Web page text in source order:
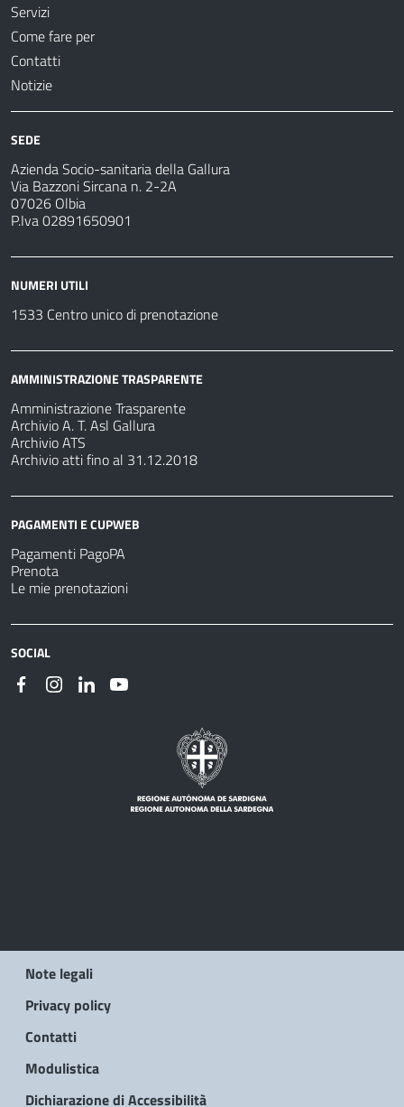
Servizi
Come fare per
Contatti
Notizie
SEDE
Azienda Socio-sanitaria della Gallura
Via Bazzoni Sircana n. 2-2A
07026 Olbia
P.Iva 02891650901
NUMERI UTILI
1533 Centro unico di prenotazione
AMMINISTRAZIONE TRASPARENTE
Amministrazione Trasparente
Archivio A. T. Asl Gallura
Archivio ATS
Archivio atti fino al 31.12.2018
PAGAMENTI E CUPWEB
Pagamenti PagoPA
Prenota
Le mie prenotazioni
SOCIAL
Note legali
Privacy policy
Contatti
Modulistica
Dichiarazione di Accessibilità